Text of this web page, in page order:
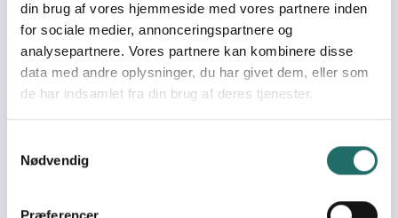
din brug af vores hjemmeside med vores partnere inden
for sociale medier, annonceringspartnere og
analysepartnere. Vores partnere kan kombinere disse
data med andre oplysninger, du har givet dem, eller som
de har indsamlet fra din brug af deres tjenester.
Nødvendig
Præferencer
History of the Badbado organization has started with
small one room offices in las-anod. Since then,
organization has impelimited a number of projects
uncluding humanitarian reief, equipping hospital,
rehabilitation village schools abd building health center
and more than these projects has written. Purpose of
such as povertyreduction, fithing hunger promoting
childeducation and encouraging income generating